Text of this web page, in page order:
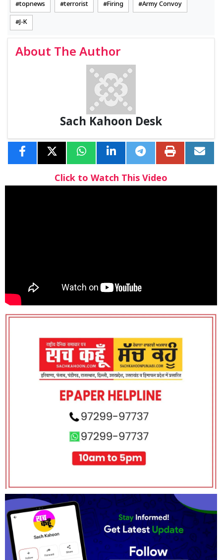
topnews terrorist Firing Army Convoy
J-K
About The Author
Sach Kahoon Desk
Click to Watch This Video